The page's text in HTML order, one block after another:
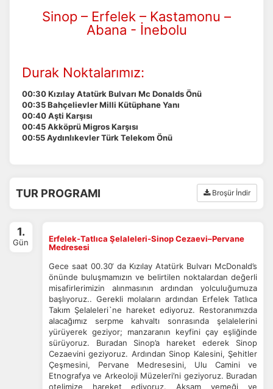
Sinop – Erfelek – Kastamonu –
Abana - İnebolu
Durak Noktalarımız:
00:30 Kızılay Atatürk Bulvarı Mc Donalds Önü
00:35 Bahçelievler Milli Kütüphane Yanı
00:40 Aşti Karşısı
00:45 Akköprü Migros Karşısı
00:55 Aydınlıkevler Türk Telekom Önü
TUR PROGRAMI Broşür İndir
1.
Gün
Erfelek-Tatlıca Şelaleleri-Sinop Cezaevi–Pervane
Medresesi
Gece saat 00.30‘ da Kızılay Atatürk Bulvarı McDonald’s
önünde buluşmamızın ve belirtilen noktalardan değerli
misafirlerimizin alınmasının ardından yolculuğumuza
başlıyoruz.. Gerekli molaların ardından Erfelek Tatlıca
Takım Şelaleleri`ne hareket ediyoruz. Restoranımızda
alacağımız serpme kahvaltı sonrasında şelalelerini
yürüyerek geziyor; manzaranın keyfini çay eşliğinde
sürüyoruz. Buradan Sinop’a hareket ederek Sinop
Cezaevini geziyoruz. Ardından Sinop Kalesini, Şehitler
Çeşmesini, Pervane Medresesini, Ulu Camini ve
Etnografya ve Arkeoloji Müzeleri’ni geziyoruz. Buradan
otelimize hareket ediyoruz. Akşam yemeği ve